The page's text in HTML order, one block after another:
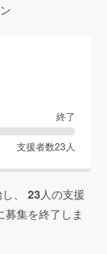
終了
支援者数23 人
、 23 人の支援
募集を終了しま